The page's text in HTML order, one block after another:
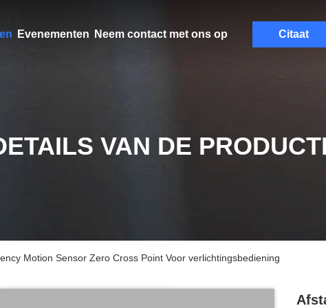
Evenementen Neem contact met ons op Citaat
VAN DE
Motion Sensor Zero Cross Point Voor verlichtingsbediening